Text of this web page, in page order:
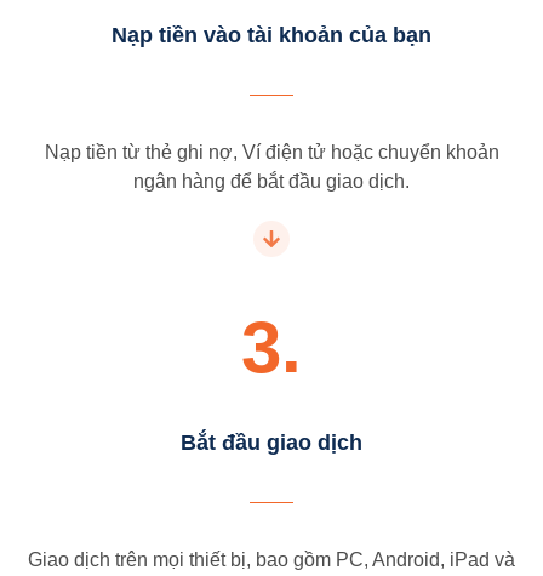
Nạp tiền vào tài khoản của bạn
Nạp tiền từ thẻ ghi nợ, Ví điện tử hoặc chuyển khoản
ngân hàng để bắt đầu giao dịch.
3.
Bắt đầu giao dịch
Giao dịch trên mọi thiết bị, bao gồm PC, Android, iPad và